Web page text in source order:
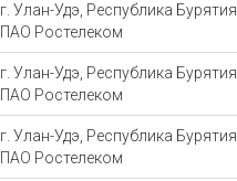
г. Улан-Удэ, Республика Бурятия
ПАО Ростелеком
г. Улан-Удэ, Республика Бурятия
ПАО Ростелеком
г. Улан-Удэ, Республика Бурятия
ПАО Ростелеком